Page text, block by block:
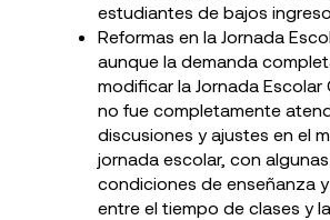
estudiantes de bajos
Reformas en la Jornada
aunque la demanda
modificar la Jornada Escolar
no fue completamente
discusiones y ajustes en el
jornada escolar, con
condiciones de enseñanza
entre el tiempo de clases y